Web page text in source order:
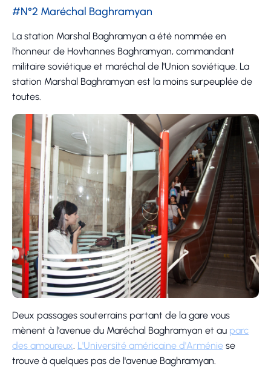
#N°2 Maréchal Baghramyan
La station Marshal Baghramyan a été nommée en
l'honneur de Hovhannes Baghramyan, commandant
militaire soviétique et maréchal de l'Union soviétique. La
station Marshal Baghramyan est la moins surpeuplée de
toutes.
Deux passages souterrains partant de la gare vous
mènent à l'avenue du Maréchal Baghramyan et au parc
des amoureux L'Université américaine d'Arménie se
trouve à quelques pas de l'avenue Baghramyan.